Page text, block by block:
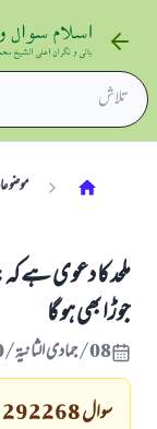
ملحد کا دعوی ہے
جوڑا بھی ہو گا
08/جمادى الثانية/1440 , 13/فروری/2019
سوال292268